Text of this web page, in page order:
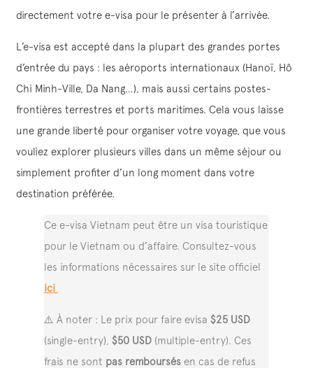
directement votre e-visa pour le présenter à l’arrivée.
L’e-visa est accepté dans la plupart des grandes portes
d’entrée du pays : les aéroports internationaux (Hanoï, Hô
Chi Minh-Ville, Da Nang…), mais aussi certains postes-
frontières terrestres et ports maritimes. Cela vous laisse
une grande liberté pour organiser votre voyage, que vous
vouliez explorer plusieurs villes dans un même séjour ou
simplement profiter d’un long moment dans votre
destination préférée.
Ce e-visa Vietnam peut être un visa touristique
pour le Vietnam ou d’affaire. Consultez-vous
les informations nécessaires sur le site officiel
ici
⚠️ À noter : Le prix pour faire evisa $25 USD
(single-entry), $50 USD (multiple-entry). Ces
frais ne sont pas remboursés en cas de refus